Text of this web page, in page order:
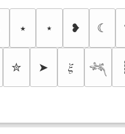
⭑ ⋆ ❥ ☾
✮ ➤ 𝜉 𓆈 ┊